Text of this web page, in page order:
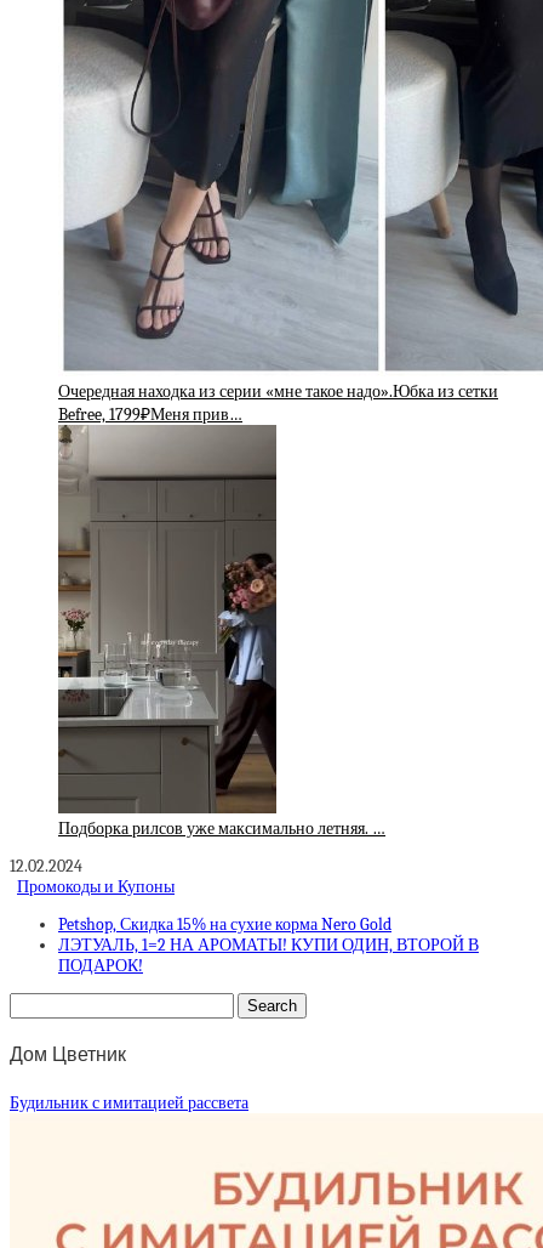
Очередная находка из серии «мне такое надо».Юбка из сетки
Befree, 1799₽Меня прив…
Подборка рилсов уже максимально летняя. …
12.02.2024
Промокоды и Купоны
Petshop, Скидка 15% на сухие корма Nero Gold
ЛЭТУАЛЬ, 1=2 НА АРОМАТЫ! КУПИ ОДИН, ВТОРОЙ В
ПОДАРОК!
Дом Цветник
Будильник с имитацией рассвета